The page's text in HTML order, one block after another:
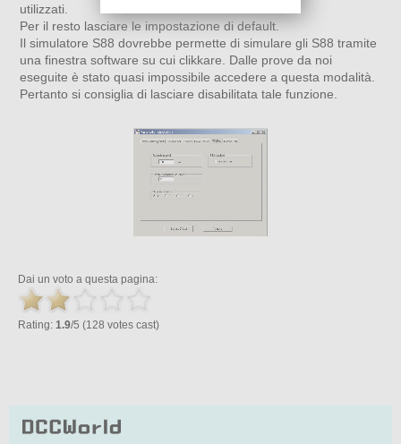
utilizzati.
Per il resto lasciare le impostazione di default.
Il simulatore S88 dovrebbe permette di simulare gli S88 tramite
una finestra software su cui clikkare. Dalle prove da noi
eseguite è stato quasi impossibile accedere a questa modalità.
Pertanto si consiglia di lasciare disabilitata tale funzione.
Dai un voto a questa pagina:
Rating: 1.9/5 (128 votes cast)